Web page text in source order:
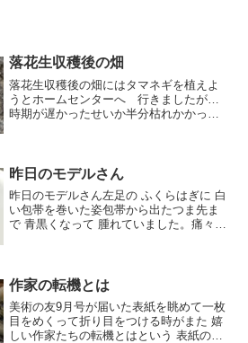
落花生収穫後の畑
落花生収穫後の畑にはタマネギを植えよ
うとホームセンターへ 行きましたが…
時期が遅かったせいか半分枯れかかった
ました。探したのですが…...
昨日のモデルさん
昨日のモデルさん左足の ふくらはぎに 白
い包帯を巻いた姿包帯から出たつま先ま
で 青黒くなって 腫れていました。痛々し
に…時々よ...
作家の転機とは
美術の友9月号が届いた表紙を眺めて一枚
目をめくって折り目をつける時がまた 嬉
しい作家たちの転機とはという 表紙のこ